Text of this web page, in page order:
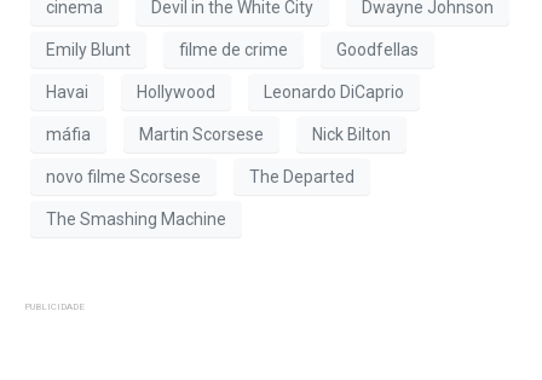
cinema Devil in the White City Dwayne Johnson
Emily Blunt filme de crime Goodfellas
Havai Hollywood Leonardo DiCaprio
máfia Martin Scorsese Nick Bilton
novo filme Scorsese The Departed
The Smashing Machine
PUBLICIDADE